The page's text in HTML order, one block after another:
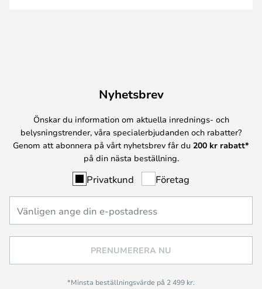
Nyhetsbrev
Önskar du information om aktuella inrednings- och
belysningstrender, våra specialerbjudanden och rabatter?
Genom att abonnera på vårt nyhetsbrev får du 200 kr rabatt*
på din nästa beställning.
Privatkund Företag
PRENUMERERA NU
*Minsta beställningsvärde på 2 499 kr.